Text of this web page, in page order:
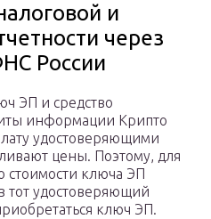
и
через
России
ЭП и средство
информации Крипто
удостоверяющими
цены. Поэтому, для
стоимости ключа ЭП
тот удостоверяющий
ключ ЭП.